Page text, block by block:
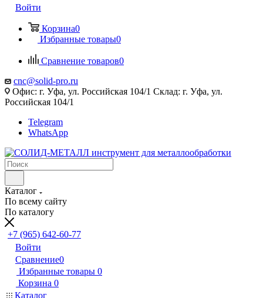
Войти
Корзина0
Избранные товары0
Сравнение товаров0
cnc@solid-pro.ru
Офис: г. Уфа, ул. Российская 104/1 Склад: г. Уфа, ул.
Российская 104/1
Telegram
WhatsApp
Каталог
По всему сайту
По каталогу
+7 (965) 642-60-77
Войти
Сравнение0
Избранные товары 0
Корзина 0
Каталог